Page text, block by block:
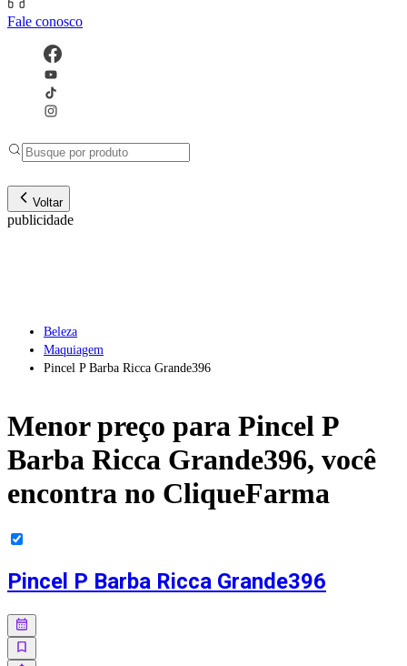
Fale conosco
Voltar
publicidade
Beleza
Maquiagem
Pincel P Barba Ricca Grande396
Menor preço para Pincel P
Barba Ricca Grande396, você
encontra no CliqueFarma
Pincel P Barba Ricca Grande396